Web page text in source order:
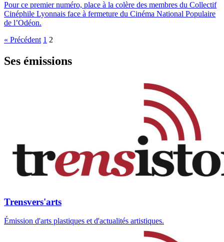
Pour ce premier numéro, place à la colère des membres du Collectif
Cinéphile Lyonnais face à fermeture du Cinéma National Populaire
de l’Odéon.
« Précédent 1 2
Ses émissions
Trensvers'arts
Émission d'arts plastiques et d'actualités artistiques.